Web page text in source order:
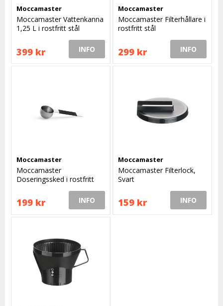
Moccamaster
Moccamaster Vattenkanna
1,25 L i rostfritt stål
399 kr INFO
Moccamaster
Moccamaster Filterhållare i
rostfritt stål
299 kr INFO
Moccamaster
Moccamaster
Doseringssked i rostfritt
199 kr INFO
Moccamaster
Moccamaster Filterlock,
Svart
159 kr INFO